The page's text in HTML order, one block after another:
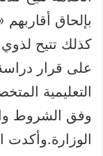
بإلحاق أقاربهم
كذلك تتيح
على قرار
التعليمية
وفق الشروط
الوزارة.وأكدت